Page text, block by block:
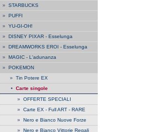
» STARBUCKS
» PUFFI
» YU-GI-OH!
» DISNEY PIXAR - Esselunga
» DREAMWORKS EROI - Esselunga
» MAGIC - L'adunanza
» POKEMON
» Tin Potere EX
•
Carte singole
» OFFERTE SPECIALI
» Carte EX - Full ART - RARE
» Nero e Bianco Nuove Forze
» Nero e Bianco Vittorie Regali